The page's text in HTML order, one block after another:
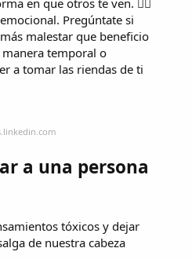
Pregúntate si
malestar que beneficio
temporal o
a tomar las riendas de ti
a una persona
tóxicos y dejar
de nuestra cabeza